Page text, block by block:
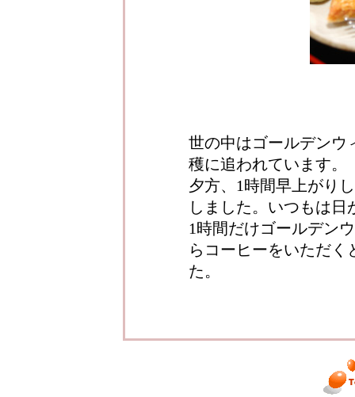
世の中はゴールデンウ
穫に追われています。
夕方、1時間早上がり
しました。いつもは
1時間だけゴールデン
らコーヒーをいただく
た。